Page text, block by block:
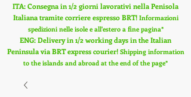
ITA: Consegna in 1/2 giorni lavorativi nella Penisola
Italiana tramite corriere espresso BRT! Informazioni
spedizioni nelle isole e all'estero a fine pagina*
ENG: Delivery in 1/2 working days in the Italian
Peninsula via BRT express courier! Shipping information
to the islands and abroad at the end of the page*